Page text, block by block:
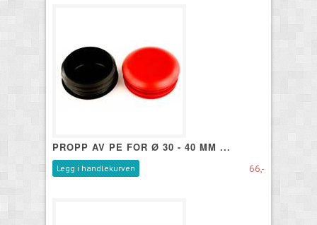
PROPP AV PE FOR Ø 30 - 40 MM ...
66,-
Legg i handlekurven